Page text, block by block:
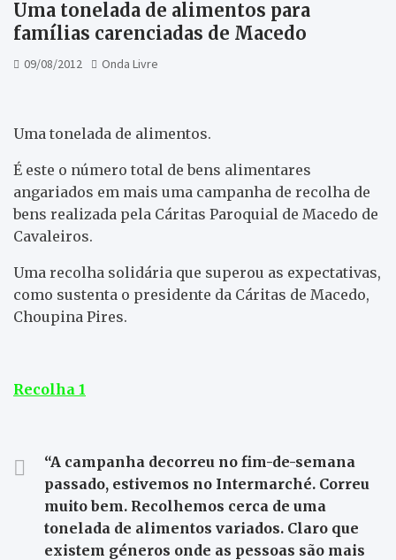
Uma tonelada de alimentos para
famílias carenciadas de Macedo
09/08/2012 Onda Livre
Uma tonelada de alimentos.
É este o número total de bens alimentares
angariados em mais uma campanha de recolha de
bens realizada pela Cáritas Paroquial de Macedo de
Cavaleiros.
Uma recolha solidária que superou as expectativas,
como sustenta o presidente da Cáritas de Macedo,
Choupina Pires.
Recolha 1
“A campanha decorreu no fim-de-semana
passado, estivemos no Intermarché. Correu
muito bem. Recolhemos cerca de uma
tonelada de alimentos variados. Claro que
existem géneros onde as pessoas são mais